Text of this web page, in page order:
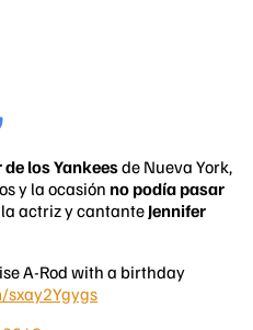
los Yankeesde Nueva York,
y la ocasión no podía pasar
la actriz y cantante Jennifer
A-Rod with a birthday
sxay2Ygygs